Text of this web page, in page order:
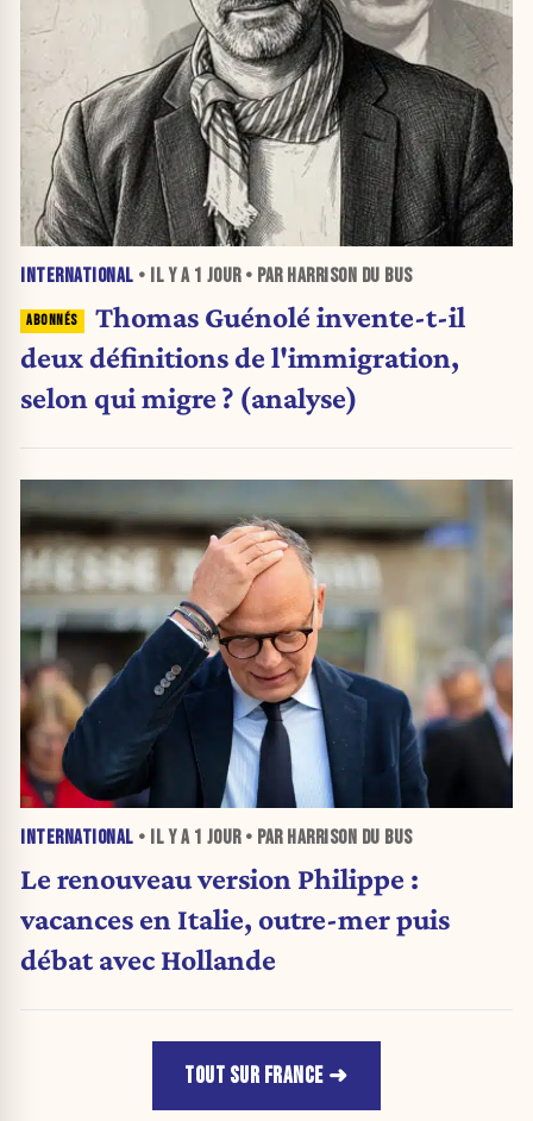
INTERNATIONAL • IL Y A 1 JOUR• PAR HARRISON DU BUS
Thomas Guénolé invente-t-il
deux définitions de l'immigration,
selon qui migre ? (analyse)
INTERNATIONAL • IL Y A 1 JOUR• PAR HARRISON DU BUS
Le renouveau version Philippe :
vacances en Italie, outre-mer puis
débat avec Hollande
TOUT SUR FRANCE